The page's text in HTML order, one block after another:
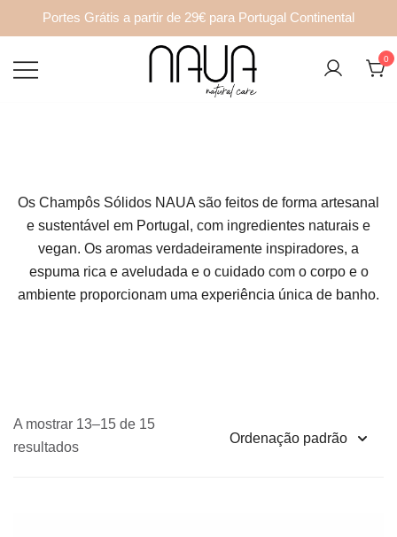
Portes Grátis a partir de 29€ para Portugal Continental
para
sólida, responsável e para toda a família.
0
Os Champôs Sólidos NAUA são feitos de forma artesanal
e sustentável em Portugal, com ingredientes naturais e
vegan. Os aromas verdadeiramente inspiradores, a
espuma rica e aveludada e o cuidado com o corpo e o
ambiente proporcionam uma experiência única de banho.
A mostrar 13–15 de 15
resultados